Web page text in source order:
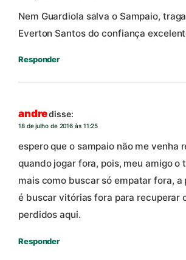
Nem Guardiola salva o Sampaio,
Everton Santos do confiança
Responder
andredisse:
18 de julho de 2016 às 11:25
espero que o sampaio não me venha
quando jogar fora, pois, meu amigo o
mais como buscar só empatar fora, a
é buscar vitórias fora para recuperar
perdidos aqui.
Responder